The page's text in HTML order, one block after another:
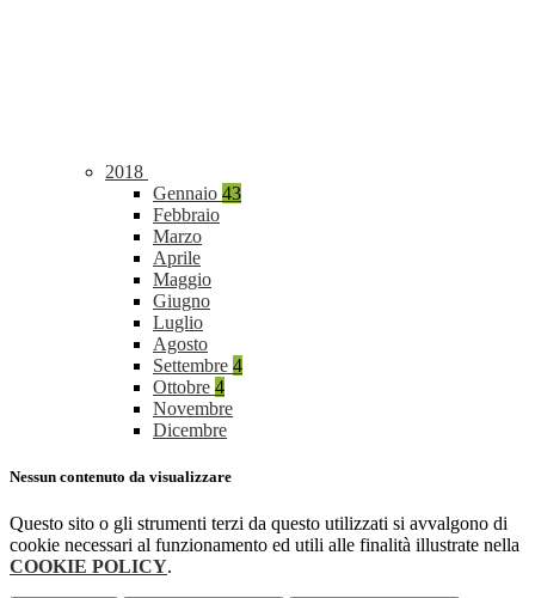
2018
Gennaio 43
Febbraio
Marzo
Aprile
Maggio
Giugno
Luglio
Agosto
Settembre 4
Ottobre 4
Novembre
Dicembre
Nessun contenuto da visualizzare
Questo sito o gli strumenti terzi da questo utilizzati si avvalgono di
cookie necessari al funzionamento ed utili alle finalità illustrate nella
COOKIE POLICY.